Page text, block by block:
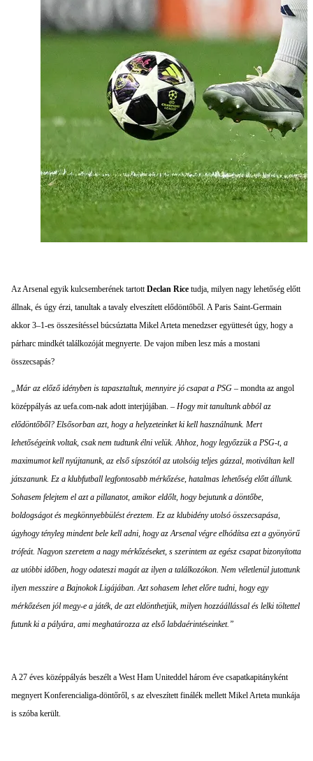
Az Arsenal egyik kulcsemberének tartottDeclan Rice tudja, milyen nagy lehetőség előtt
állnak, és úgy érzi, tanultak a tavaly elveszített elődöntőből. A Paris Saint-Germain
akkor 3–1-es összesítéssel búcsúztatta Mikel Arteta menedzser együttesét úgy, hogy a
párharc mindkét találkozóját megnyerte. De vajon miben lesz más a mostani
összecsapás?
„Már az előző idényben is tapasztaltuk, mennyire jó csapat a PSG – mondta az angol
középpályás az uefa.com-nak adott interjújában. – Hogy mit tanultunk abból az
elődöntőből? Elsősorban azt, hogy a helyzeteinket ki kell használnunk. Mert
lehetőségeink voltak, csak nem tudtunk élni velük. Ahhoz, hogy legyőzzük a PSG-t, a
maximumot kell nyújtanunk, az első sípszótól az utolsóig teljes gázzal, motiváltan kell
játszanunk. Ez a klubfutball legfontosabb mérkőzése, hatalmas lehetőség előtt állunk.
Sohasem felejtem el azt a pillanatot, amikor eldőlt, hogy bejutunk a döntőbe,
boldogságot és megkönnyebbülést éreztem. Ez az klubidény utolsó összecsapása,
úgyhogy tényleg mindent bele kell adni, hogy az Arsenal végre elhódítsa ezt a gyönyörű
trófeát. Nagyon szeretem a nagy mérkőzéseket, s szerintem az egész csapat bizonyította
az utóbbi időben, hogy odateszi magát az ilyen a találkozókon. Nem véletlenül jutottunk
ilyen messzire a Bajnokok Ligájában. Azt sohasem lehet előre tudni, hogy egy
mérkőzésen jól megy-e a játék, de azt eldönthetjük, milyen hozzáállással és lelki töltettel
futunk ki a pályára, ami meghatározza az első labdaérintéseinket.”
A 27 éves középpályás beszélt a West Ham Uniteddel három éve csapatkapitányként
megnyert Konferencialiga-döntőről, s az elveszített finálék mellett Mikel Arteta munkája
is szóba került.